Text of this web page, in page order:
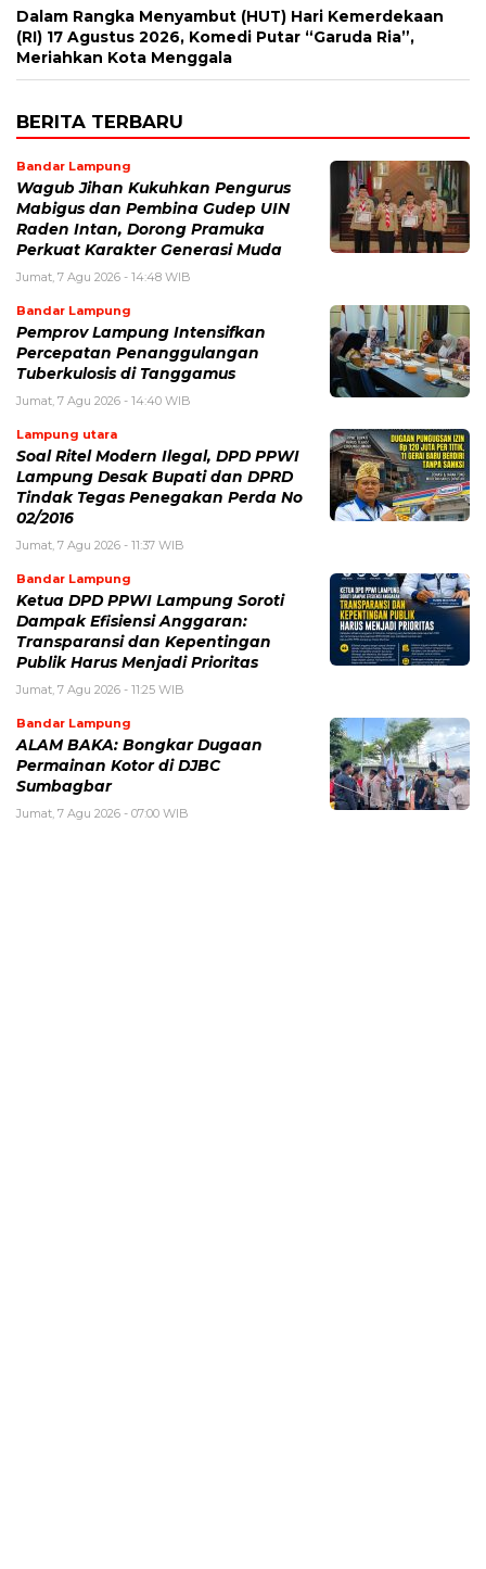
Dalam Rangka Menyambut (HUT) Hari Kemerdekaan
(RI) 17 Agustus 2026, Komedi Putar “Garuda Ria”,
Meriahkan Kota Menggala
BERITA TERBARU
Bandar Lampung
Wagub Jihan Kukuhkan Pengurus
Mabigus dan Pembina Gudep UIN
Raden Intan, Dorong Pramuka
Perkuat Karakter Generasi Muda
Jumat, 7 Agu 2026 - 14:48 WIB
Bandar Lampung
Pemprov Lampung Intensifkan
Percepatan Penanggulangan
Tuberkulosis di Tanggamus
Jumat, 7 Agu 2026 - 14:40 WIB
Lampung utara
Soal Ritel Modern Ilegal, DPD PPWI
Lampung Desak Bupati dan DPRD
Tindak Tegas Penegakan Perda No
02/2016
Jumat, 7 Agu 2026 - 11:37 WIB
Bandar Lampung
Ketua DPD PPWI Lampung Soroti
Dampak Efisiensi Anggaran:
Transparansi dan Kepentingan
Publik Harus Menjadi Prioritas
Jumat, 7 Agu 2026 - 11:25 WIB
Bandar Lampung
ALAM BAKA: Bongkar Dugaan
Permainan Kotor di DJBC
Sumbagbar
Jumat, 7 Agu 2026 - 07:00 WIB